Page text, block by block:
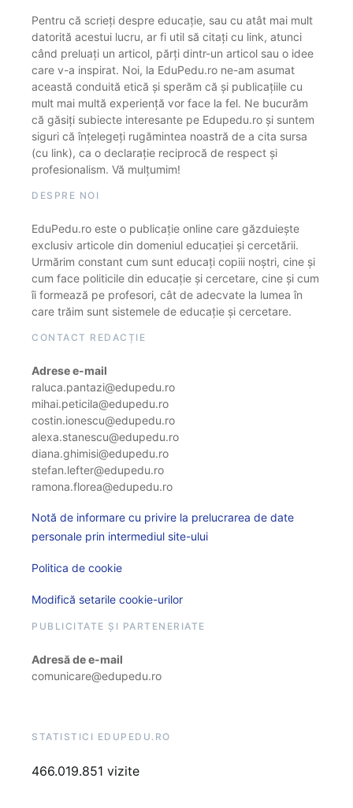
Pentru că scrieți despre educație, sau cu atât mai mult
datorită acestui lucru, ar fi util să citați cu link, atunci
când preluați un articol, părți dintr-un articol sau o idee
care v-a inspirat. Noi, la EduPedu.ro ne-am asumat
această conduită etică și sperăm că și publicațiile cu
mult mai multă experiență vor face la fel. Ne bucurăm
că găsiți subiecte interesante pe Edupedu.ro și suntem
siguri că înțelegeți rugămintea noastră de a cita sursa
(cu link), ca o declarație reciprocă de respect și
profesionalism. Vă mulțumim!
DESPRE NOI
EduPedu.ro este o publicație online care găzduiește
exclusiv articole din domeniul educației și cercetării.
Urmărim constant cum sunt educați copiii noștri, cine și
cum face politicile din educație și cercetare, cine și cum
îi formează pe profesori, cât de adecvate la lumea în
care trăim sunt sistemele de educație și cercetare.
CONTACT REDACȚIE
Adrese e-mail
raluca.pantazi@edupedu.ro
mihai.peticila@edupedu.ro
costin.ionescu@edupedu.ro
alexa.stanescu@edupedu.ro
diana.ghimisi@edupedu.ro
stefan.lefter@edupedu.ro
ramona.florea@edupedu.ro
Notă de informare cu privire la prelucrarea de date
personale prin intermediul site-ului
Politica de cookie
Modifică setarile cookie-urilor
PUBLICITATE ȘI PARTENERIATE
Adresă de e-mail
comunicare@edupedu.ro
STATISTICI EDUPEDU.RO
466.019.851 vizite